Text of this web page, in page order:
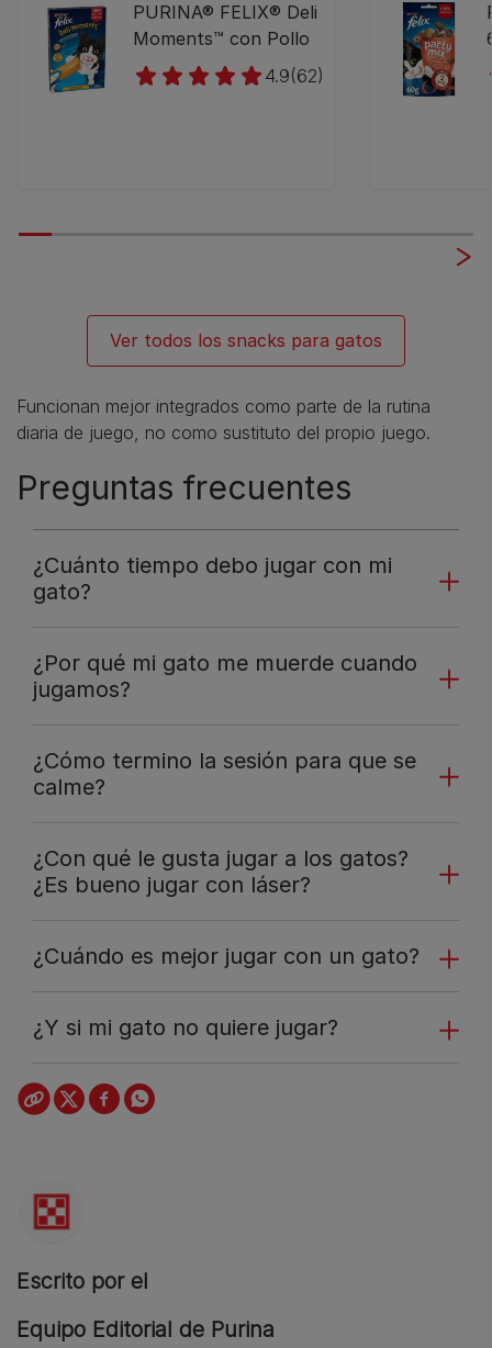
​PURINA® FELIX® Deli
Moments™ con Pollo
4.9(62)
Ver todos los snacks para gatos
Funcionan mejor integrados como parte de la rutina
diaria de juego, no como sustituto del propio juego.
Preguntas frecuentes
¿Cuánto tiempo debo jugar con mi
gato?
¿Por qué mi gato me muerde cuando
jugamos?
¿Cómo termino la sesión para que se
calme?
¿Con qué le gusta jugar a los gatos?
¿Es bueno jugar con láser?
¿Cuándo es mejor jugar con un gato?
¿Y si mi gato no quiere jugar?
Escrito por el
Equipo Editorial de Purina